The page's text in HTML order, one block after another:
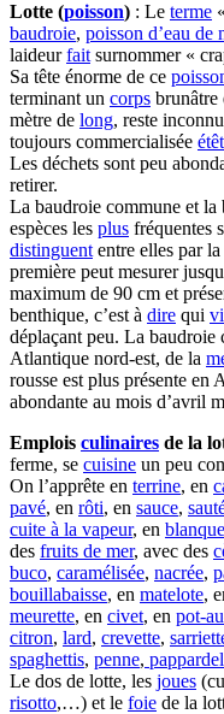
Lotte (poisson) : Le terme
baudroie, poisson d’eau de
laideurfait surnommer «
Sa tête énorme de ce
terminant un corps brunâtre
mètre de long, reste
toujours commercialisée
Les déchets sont peu
retirer.
La baudroie commune et
espèces les plus fréquentes
distinguent entre elles par
première peut mesurer
maximum de 90 cm et
benthique, c’est à dire qui
déplaçant peu. La baudroie
Atlantique nord-est, de la
rousse est plus présente
abondante au mois d’avril
Emplois culinaires de la
ferme, se cuisine un peu
On l’apprête en terrine, en
pavé, en rôti, en sauce,
cuite à la vapeur, en
des fruits de mer, avec des
buco, caramélisée, nacrée,
bouillabaisse, en matelote,
meurette, en civet, en pot-
citron, lard, crevette,
spaghettis, penne,
Le dos de lotte, les joues
risotto,…) et le foie de la